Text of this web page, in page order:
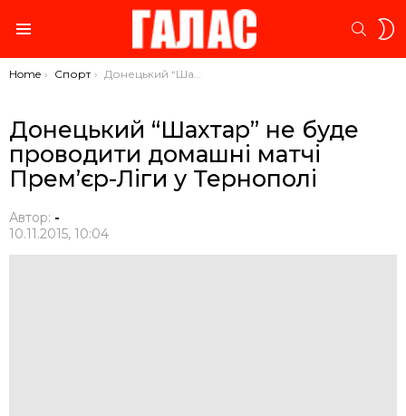
You are here:
Home Спорт Донецький “Шахтар” не буде проводити домашні матчі Прем’єр-Ліги у Тернополі
Донецький “Шахтар” не буде
проводити домашні матчі
Прем’єр-Ліги у Тернополі
Автор: -
10.11.2015, 10:04